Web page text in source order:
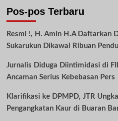
Pos-pos Terbaru
Resmi !, H. Amin H.A Daftarkan
Sukarukun Dikawal Ribuan
Jurnalis Diduga Diintimidasi di
Ancaman Serius Kebebasan Pers
Klarifikasi ke DPMPD, JTR
Pengangkatan Kaur di Buaran